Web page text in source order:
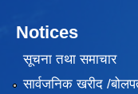
Notices
सूचना तथा समाचार
सार्वजनिक खरीद /